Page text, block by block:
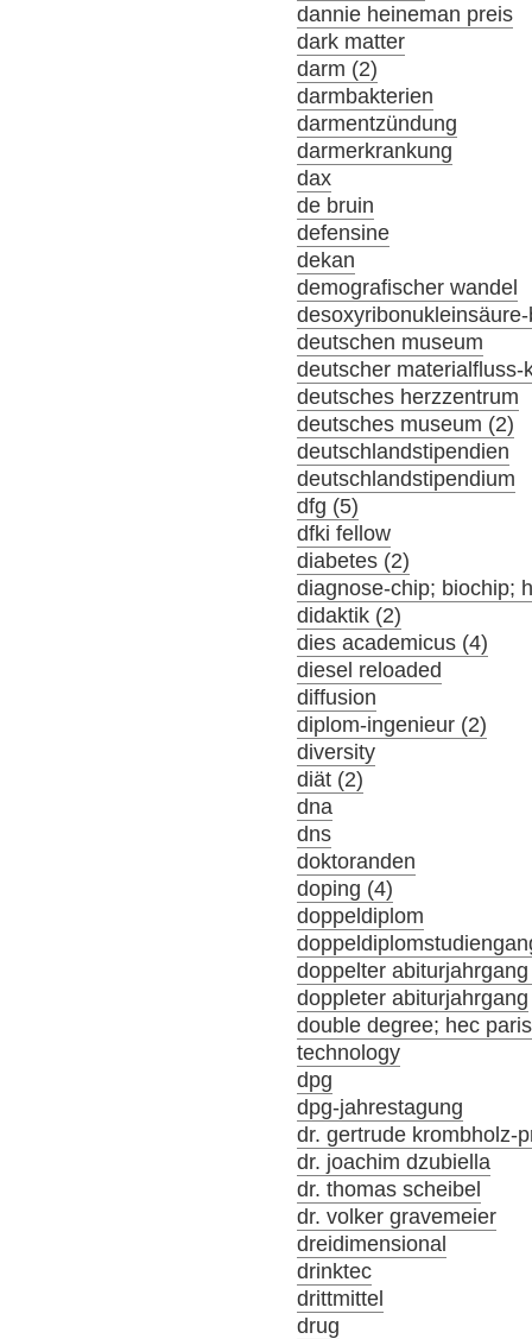
dannie heineman preis
dark matter
darm (2)
darmbakterien
darmentzündung
darmerkrankung
dax
de bruin
defensine
dekan
demografischer wandel
deutschen museum
deutscher materialfluss-
deutsches herzzentrum
deutsches museum (2)
deutschlandstipendien
deutschlandstipendium
dfg (5)
dfki fellow
diabetes (2)
diagnose-chip; biochip;
didaktik (2)
dies academicus (4)
diesel reloaded
diffusion
diplom-ingenieur (2)
diversity
diät (2)
dna
dns
doktoranden
doping (4)
doppeldiplom
doppelter
doppleter abiturjahrgang
double degree; hec
technology
dpg
dpg-jahrestagung
dr. gertrude krombholz-
dr. joachim dzubiella
dr. thomas scheibel
dr. volker gravemeier
dreidimensional
drinktec
drittmittel
drug